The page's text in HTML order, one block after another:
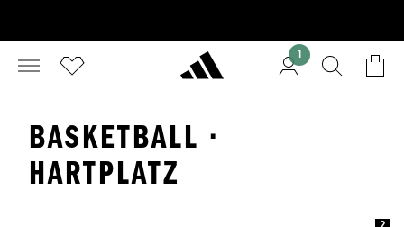
1
BASKETBALL ·
HARTPLATZ